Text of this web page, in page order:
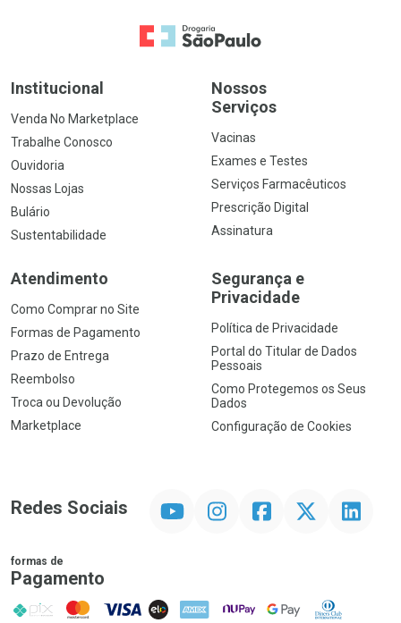
Ir para a Home
Institucional
Venda No Marketplace
Trabalhe Conosco
Ouvidoria
Nossas Lojas
Bulário
Sustentabilidade
Nossos
Serviços
Vacinas
Exames e Testes
Serviços Farmacêuticos
Prescrição Digital
Assinatura
Atendimento
Como Comprar no Site
Formas de Pagamento
Prazo de Entrega
Reembolso
Troca ou Devolução
Marketplace
Segurança e
Privacidade
Política de Privacidade
Portal do Titular de Dados
Pessoais
Como Protegemos os Seus
Dados
Configuração de Cookies
Redes Sociais InstagramFacebookTwitter Linkedin
formas de
Pagamento
PIX MasterCard
VISA ELO AMEX NuPay Google PayDiners Club